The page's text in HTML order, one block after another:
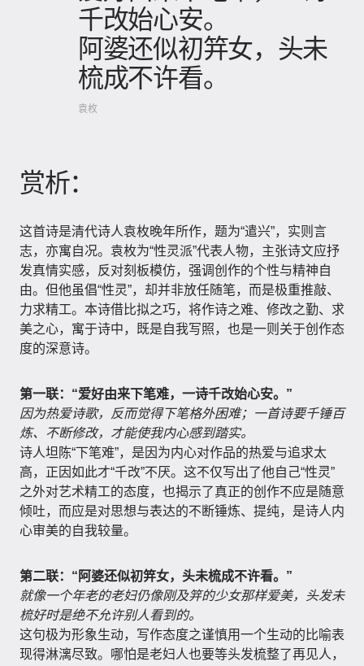
千改始心安。
阿婆还似初笄女，头未
梳成不许看。
袁枚
赏析：
这首诗是清代诗人袁枚晚年所作，题为“遣兴”，实则言
志，亦寓自况。袁枚为“性灵派”代表人物，主张诗文应抒
发真情实感，反对刻板模仿，强调创作的个性与精神自
由。但他虽倡“性灵”，却并非放任随笔，而是极重推敲、
力求精工。本诗借比拟之巧，将作诗之难、修改之勤、求
美之心，寓于诗中，既是自我写照，也是一则关于创作态
度的深意诗。
第一联：“爱好由来下笔难，一诗千改始心安。”
因为热爱诗歌，反而觉得下笔格外困难；一首诗要千锤百
炼、不断修改，才能使我内心感到踏实。
诗人坦陈“下笔难”，是因为内心对作品的热爱与追求太
高，正因如此才“千改”不厌。这不仅写出了他自己“性灵”
之外对艺术精工的态度，也揭示了真正的创作不应是随意
倾吐，而应是对思想与表达的不断锤炼、提纯，是诗人内
心审美的自我较量。
第二联：“阿婆还似初笄女，头未梳成不许看。”
就像一个年老的老妇仍像刚及笄的少女那样爱美，头发未
梳好时是绝不允许别人看到的。
这句极为形象生动，写作态度之谨慎用一个生动的比喻表
现得淋漓尽致。哪怕是老妇人也要等头发梳整了再见人，